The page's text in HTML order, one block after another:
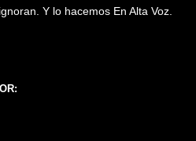
Y lo hacemos En Alta Voz.